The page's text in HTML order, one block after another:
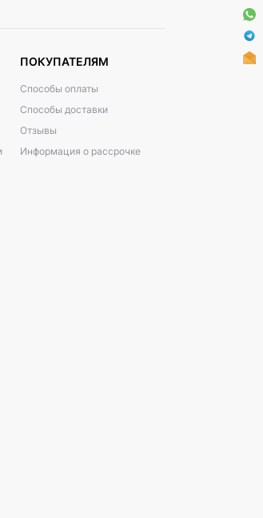
ПОКУПАТЕЛЯМ
Способы оплаты
Способы доставки
Отзывы
Информация о рассрочке